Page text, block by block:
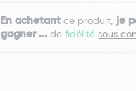
En achetantce produit, je
gagner ... defidélitésous